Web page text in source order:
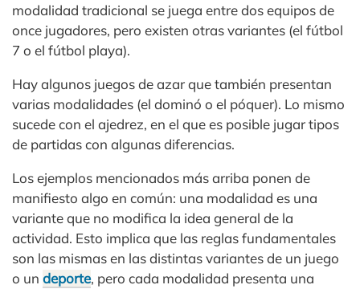
modalidad tradicional se juega entre dos equipos de
once jugadores, pero existen otras variantes (el fútbol
7 o el fútbol playa).
Hay algunos juegos de azar que también presentan
varias modalidades (el dominó o el póquer). Lo mismo
sucede con el ajedrez, en el que es posible jugar tipos
de partidas con algunas diferencias.
Los ejemplos mencionados más arriba ponen de
manifiesto algo en común: una modalidad es una
variante que no modifica la idea general de la
actividad. Esto implica que las reglas fundamentales
son las mismas en las distintas variantes de un juego
o un deporte, pero cada modalidad presenta una